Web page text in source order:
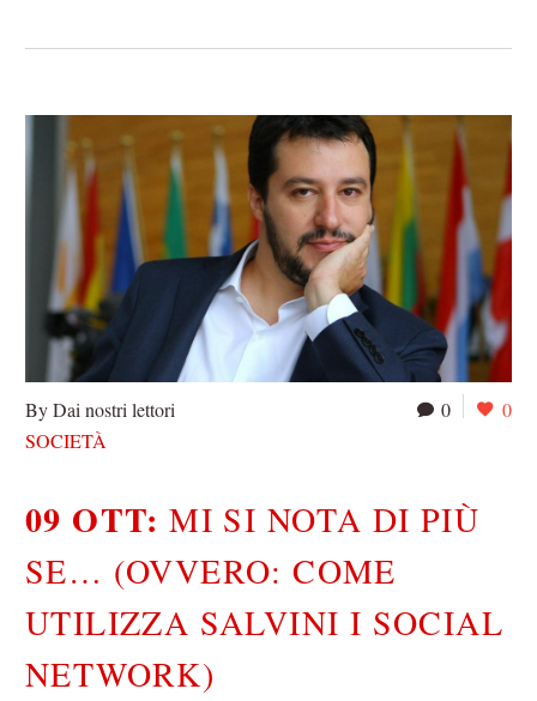
0 0
By Dai nostri lettori
SOCIETÀ
09 OTT:MI SI NOTA DI PIÙ
SE… (OVVERO: COME
UTILIZZA SALVINI I SOCIAL
NETWORK)